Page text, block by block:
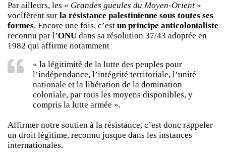
Par ailleurs, les « Grandes gueules du Moyen-Orient »
vocifèrent sur la résistance palestinienne sous toutes ses
formes. Encore une fois, c’est un principe anticolonialiste
reconnu par l’ONU dans sa résolution 37/43 adoptée en
1982 qui affirme notamment
« la légitimité de la lutte des peuples pour
l’indépendance, l’intégrité territoriale, l’unité
nationale et la libération de la domination
coloniale, par tous les moyens disponibles, y
compris la lutte armée ».
Affirmer notre soutien à la résistance, c’est donc rappeler
un droit légitime, reconnu jusque dans les instances
internationales.